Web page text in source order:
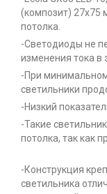
(композит) 27x75
потолка.
-Светодиоды не
изменения тока в
-При
светильники
-Низкий
-Такие
потолка, так как
-Конструкция
светильника